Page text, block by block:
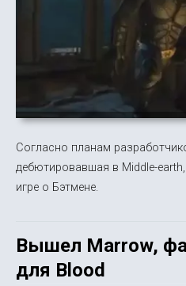
Согласно планам
дебютировавшая в Middle-
игре о Бэтмене.
Вышел Marrow,
для Blood